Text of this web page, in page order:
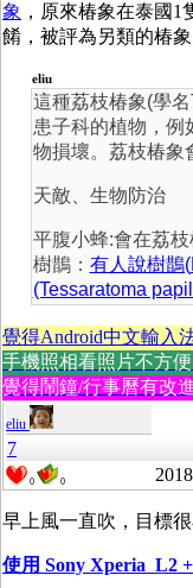
象 ，原來椿象在泰國
餚，被評為另類的椿象
eliu
這種荔枝椿象(學
患子科的植物，例
物損壞。荔枝椿象
天敵、生物防治
平腹小蜂:會在荔
樹鵲： 有人說樹鵲(
(Tessaratoma
覺得Android中文輸入
手機照相看照片不方
覺得鬧鐘/行事曆有改
eliu
7
0 0
早上風一直吹，目標
使用 Sony Xperia L2